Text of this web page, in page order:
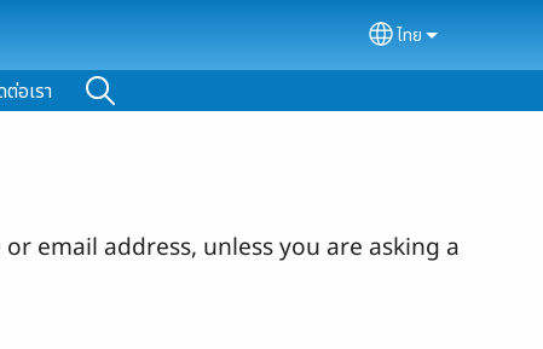
Select your
ไทย
อเรา
email address, unless you are asking a